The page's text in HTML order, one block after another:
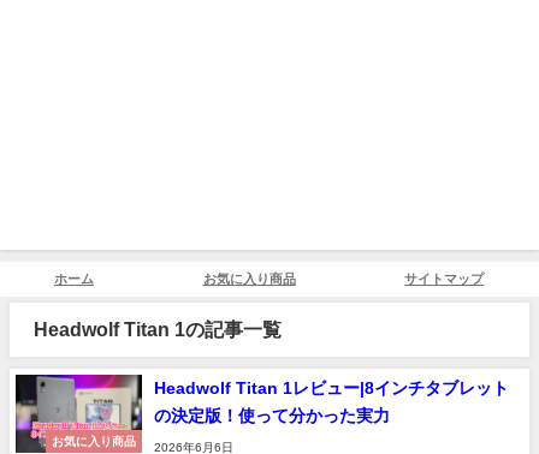
ホーム お気に入り商品 サイトマップ
Headwolf Titan 1の記事一覧
お気に入り商品
Headwolf Titan 1レビュー|8インチタブレット
の決定版！使って分かった実力
2026年6月6日